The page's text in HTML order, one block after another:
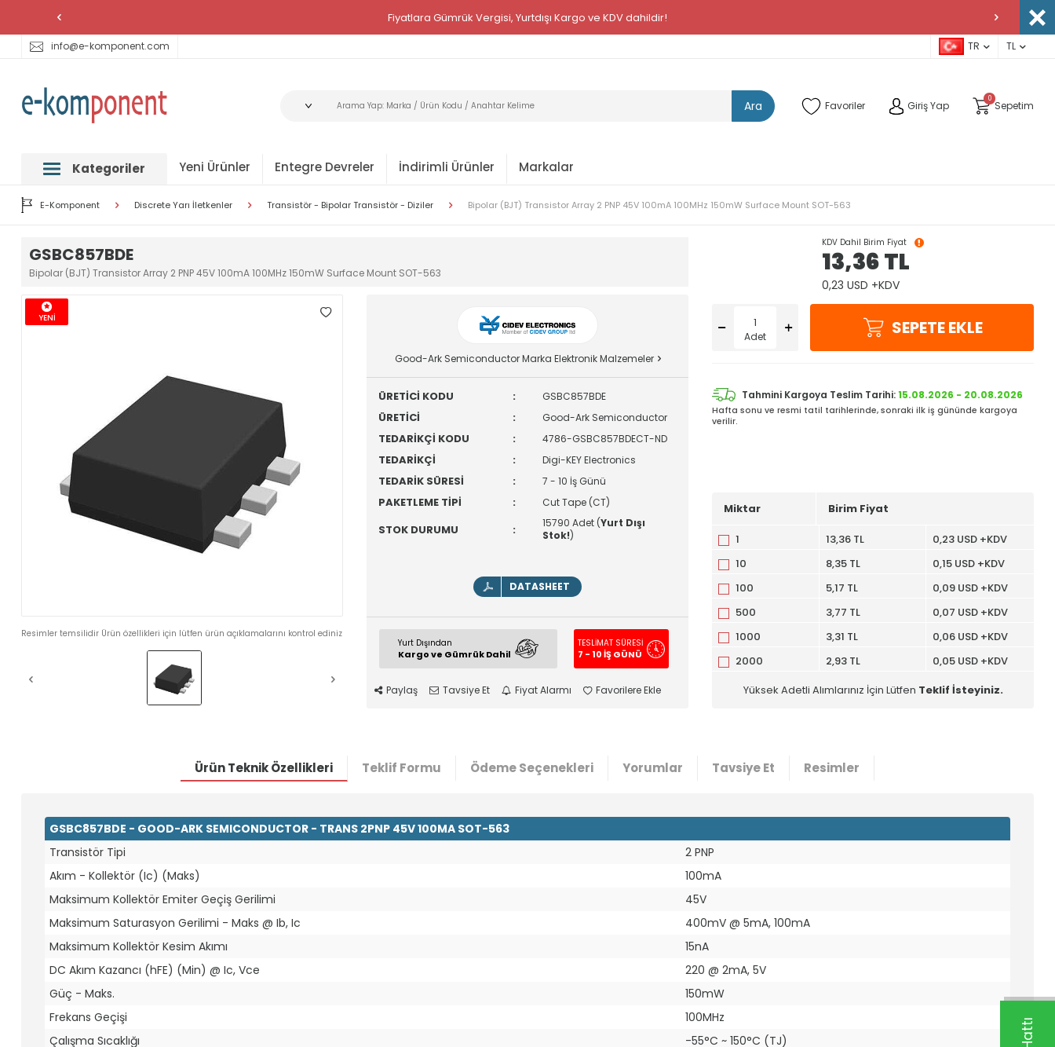
Fiyatlara Gümrük Vergisi, Yurtdışı Kargo ve KDV dahildir!
info@e-komponent.com TR TL
Ara Favoriler Giriş Yap
0
Sepetim
Kategoriler Yeni Ürünler Entegre Devreler İndirimli Ürünler Markalar
E-Komponent Discrete Yarı İletkenler Transistör - Bipolar Transistör - Diziler Bipolar (BJT) Transistor Array 2 PNP 45V 100mA 100MHz 150mW Surface Mount SOT-563
GSBC857BDE
Bipolar (BJT) Transistor Array 2 PNP 45V 100mA 100MHz 150mW Surface Mount SOT-563
YENİ
Resimler temsilidir Ürün özellikleri için lütfen ürün açıklamalarını kontrol ediniz
Good-Ark Semiconductor Marka Elektronik Malzemeler
ÜRETİCİ KODU : GSBC857BDE
ÜRETİCİ : Good-Ark Semiconductor
TEDARİKÇİ KODU : 4786-GSBC857BDECT-ND
TEDARİKÇİ : Digi-KEY Electronics
TEDARİK SÜRESİ : 7 - 10 İş Günü
PAKETLEME TİPİ : Cut Tape (CT)
STOK DURUMU : 15790 Adet (Yurt Dışı
Stok!)
DATASHEET
Yurt Dışından
Kargo ve Gümrük Dahil
TESLİMAT SÜRESİ
7 - 10 İŞ GÜNÜ
Paylaş Tavsiye Et Fiyat Alarmı Favorilere Ekle
KDV Dahil Birim Fiyat
13,36TL
0,23 USD +KDV
Adet SEPETE EKLE
Tahmini Kargoya Teslim Tarihi:15.08.2026 - 20.08.2026
Hafta sonu ve resmi tatil tarihlerinde, sonraki ilk iş gününde kargoya
verilir.
Miktar Birim Fiyat
1 13,36 TL
0,23 USD +KDV
10
8,35 TL
0,15 USD +KDV
100
5,17 TL
0,09 USD +KDV
500
3,77 TL
0,07 USD +KDV
1000
3,31 TL
0,06 USD +KDV
2000
2,93 TL
0,05 USD +KDV
Yüksek Adetli Alımlarınız İçin Lütfen Teklif İsteyiniz.
Ürün Teknik Özellikleri Teklif Formu Ödeme Seçenekleri Yorumlar Tavsiye Et Resimler
GSBC857BDE - GOOD-ARK SEMICONDUCTOR - TRANS 2PNP 45V 100MA SOT-563
Transistör Tipi
2 PNP
Akım - Kollektör (Ic) (Maks)
100mA
Maksimum Kollektör Emiter Geçiş Gerilimi
45V
Maksimum Saturasyon Gerilimi - Maks @ Ib, Ic
400mV @ 5mA, 100mA
Maksimum Kollektör Kesim Akımı
15nA
DC Akım Kazancı (hFE) (Min) @ Ic, Vce
220 @ 2mA, 5V
Güç - Maks.
150mW
Frekans Geçişi
100MHz
Çalışma Sıcaklığı
-55°C ~ 150°C (TJ)